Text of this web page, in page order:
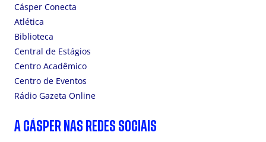
Cásper Conecta
Atlética
Biblioteca
Central de Estágios
Centro Acadêmico
Centro de Eventos
Rádio Gazeta Online
A CÁSPER NAS REDES SOCIAIS